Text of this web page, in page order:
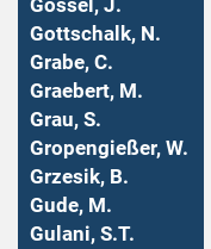
Gossel, J.
Gottschalk, N.
Grabe, C.
Graebert, M.
Grau, S.
Gropengießer, W.
Grzesik, B.
Gude, M.
Gulani, S.T.